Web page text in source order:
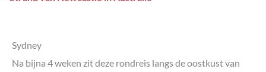
Sydney
Na bijna 4 weken zit deze rondreis langs de oostkust van